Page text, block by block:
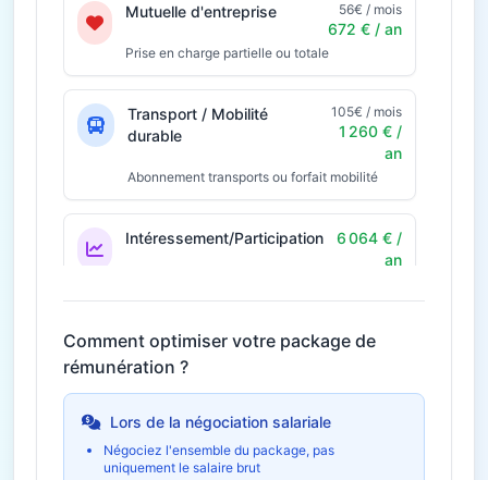
Mutuelle d'entreprise 56€ / mois
672 € / an
Prise en charge partielle ou totale
Transport / Mobilité
durable
105€ / mois
1 260 € /
an
Abonnement transports ou forfait mobilité
Intéressement/Participation
6 064 € /
an
Économie fiscale potentielle
1 819€
Télétravail
Formation et
Comment optimiser votre package de
rémunération ?
Lors de la négociation salariale
Négociez l'ensemble du package, pas
uniquement le salaire brut